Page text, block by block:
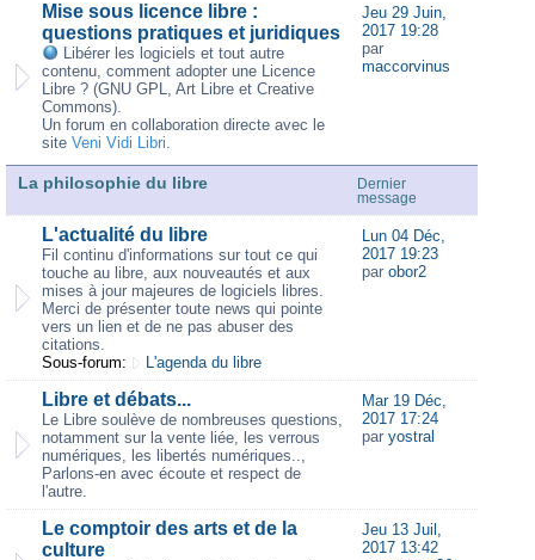
Mise sous licence libre :
questions pratiques et juridiques
Libérer les logiciels et tout autre
contenu, comment adopter une Licence
Libre ? (GNU GPL, Art Libre et Creative
Commons).
Un forum en collaboration directe avec le
site Veni Vidi Libri.
Jeu 29 Juin,
2017 19:28
par
maccorvinus
La philosophie du libre
Dernier
message
L'actualité du libre
Fil continu d'informations sur tout ce qui
touche au libre, aux nouveautés et aux
mises à jour majeures de logiciels libres.
Merci de présenter toute news qui pointe
vers un lien et de ne pas abuser des
citations.
Sous-forum:
L'agenda du libre
Lun 04 Déc,
2017 19:23
par obor2
Libre et débats...
Le Libre soulève de nombreuses questions,
notamment sur la vente liée, les verrous
numériques, les libertés numériques..,
Parlons-en avec écoute et respect de
l'autre.
Mar 19 Déc,
2017 17:24
par yostral
Le comptoir des arts et de la
culture
Jeu 13 Juil,
2017 13:42